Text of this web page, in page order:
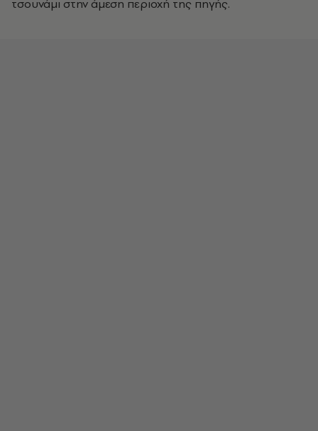
τσουνάμι στην άμεση περιοχή της πηγής.